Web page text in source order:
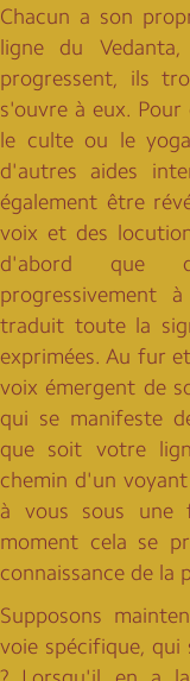
Chacun a son
ligne du
progressent, ils
s'ouvre à eux.
le culte ou le
d'autres aides
également être
voix et des
d'abord que
progressivement
traduit toute la
exprimées. Au fur
voix émergent de
qui se manifeste
que soit votre
chemin d'un
à vous sous une
moment cela se
connaissance de la
Supposons
voie spécifique,